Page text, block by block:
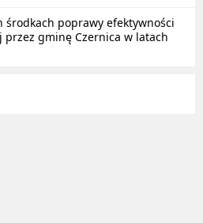
środkach poprawy efektywności
gminę Czernica w latach